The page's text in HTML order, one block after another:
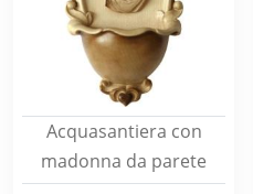
Acquasantiera con
madonna da parete